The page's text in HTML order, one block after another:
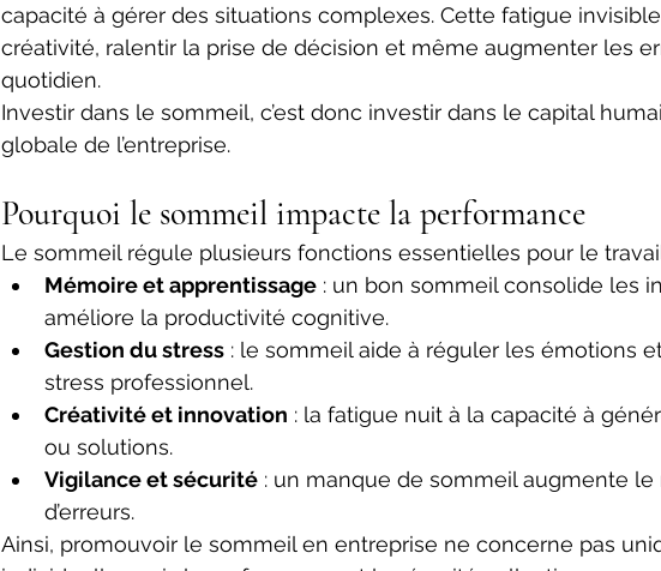
capacité à gérer des situations complexes. Cette fatigue
créativité, ralentir la prise de décision et même augmenter les
quotidien.
Investir dans le sommeil, c’est donc investir dans le capital
globale de l’entreprise.
Pourquoi le sommeil impacte la performance
Le sommeil régule plusieurs fonctions essentielles pour le
Mémoire et apprentissage : un bon sommeil consolide les
améliore la productivité cognitive.
Gestion du stress : le sommeil aide à réguler les émotions
stress professionnel.
Créativité et innovation : la fatigue nuit à la capacité à
ou solutions.
Vigilance et sécurité : un manque de sommeil augmente le
d’erreurs.
Ainsi, promouvoir le sommeil en entreprise ne concerne pas